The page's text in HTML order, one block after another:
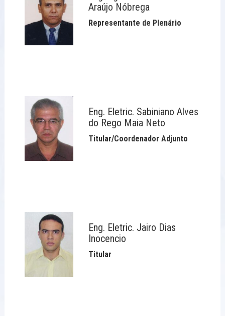
Araújo Nóbrega
Representante de Plenário
Eng. Eletric. Sabiniano Alves
do Rego Maia Neto
Titular/Coordenador Adjunto
Eng. Eletric. Jairo Dias
Inocencio
Titular